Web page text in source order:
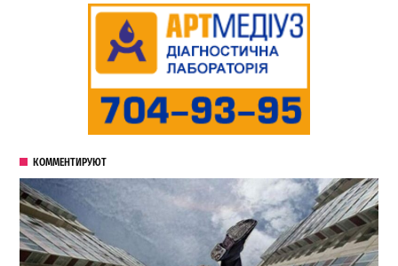
КОММЕНТИРУЮТ